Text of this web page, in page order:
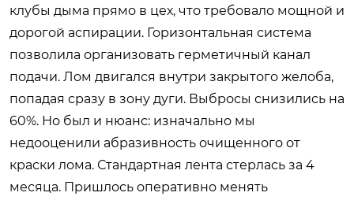
клубы дыма прямо в цех, что требовало мощной и
дорогой аспирации. Горизонтальная система
позволила организовать герметичный канал
подачи. Лом двигался внутри закрытого желоба,
попадая сразу в зону дуги. Выбросы снизились на
60%. Но был и нюанс: изначально мы
недооценили абразивность очищенного от
краски лома. Стандартная лента стерлась за 4
месяца. Пришлось оперативно менять